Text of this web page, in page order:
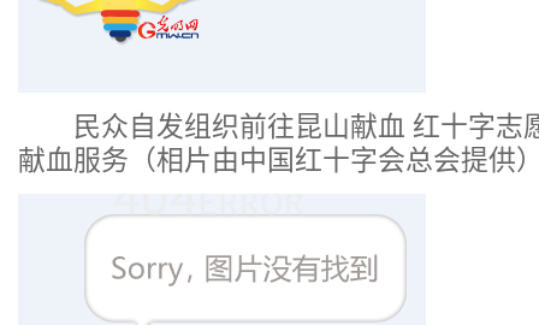
民众自发组织前往昆山献血 红十字志
献血服务（相片由中国红十字会总会提供